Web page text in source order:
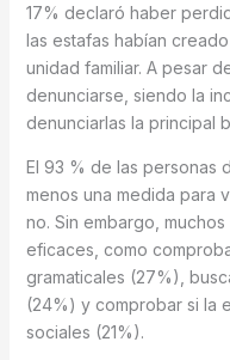
17% declaró haber
las estafas habían
unidad familiar. A pesar
denunciarse, siendo la
denunciarlas la principal
El 93 % de las personas
menos una medida para
no. Sin embargo,
eficaces, como
gramaticales (27%),
(24%) y comprobar si la
sociales (21%).